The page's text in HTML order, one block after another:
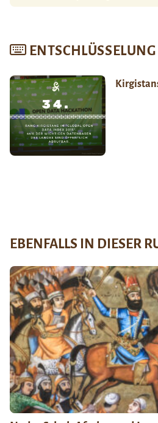
ENTSCHLÜSSELUNG
EBENFALLS IN DIESER